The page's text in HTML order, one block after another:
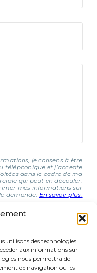
utilisons des technologies
aux informations sur
nous permettra de
de navigation ou les
je consens à être
téléphonique et j’accepte
dans le cadre de ma
qui peut en découler.
mes informations sur
demande. En savoir plus.